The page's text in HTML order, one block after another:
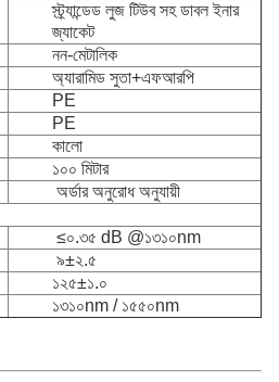
স্ট্র্যান্ডেড লুজ টিউব সহ ডাবল ইনার
জ্যাকেট
নন-মেটালিক
অ্যারামিড সুতা+এফআরপি
PE
PE
কালো
১০০ মিটার
অর্ডার অনুরোধ অনুযায়ী
≤০.৩৫ dB @১৩১০nm
৯±২.৫
১২৫±১.০
১৩১০nm / ১৫৫০nm